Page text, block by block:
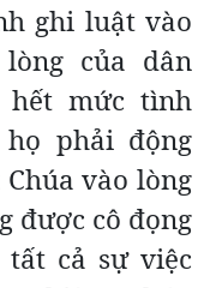
ghi luật vào
của dân
hết mức tình
phải động
vào lòng
được cô đọng
tất cả sự việc